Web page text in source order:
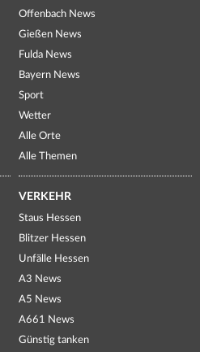
Offenbach News
Gießen News
Fulda News
Bayern News
Sport
Wetter
Alle Orte
Alle Themen
VERKEHR
Staus Hessen
Blitzer Hessen
Unfälle Hessen
A3 News
A5 News
A661 News
Günstig tanken